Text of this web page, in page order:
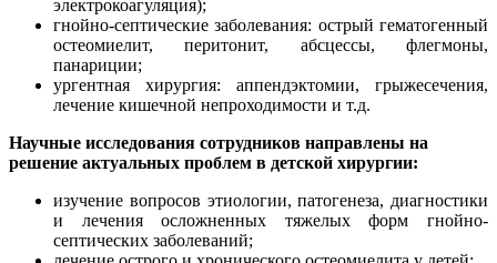
электрокоагуляция);
гнойно-септические заболевания: острый гематогенный
остеомиелит, перитонит, абсцессы, флегмоны,
панариции;
ургентная хирургия: аппендэктомии, грыжесечения,
лечение кишечной непроходимости и т.д.
Научные исследования сотрудников направлены на
решение актуальных проблем в детской хирургии:
изучение вопросов этиологии, патогенеза, диагностики
и лечения осложненных тяжелых форм гнойно-
септических заболеваний;